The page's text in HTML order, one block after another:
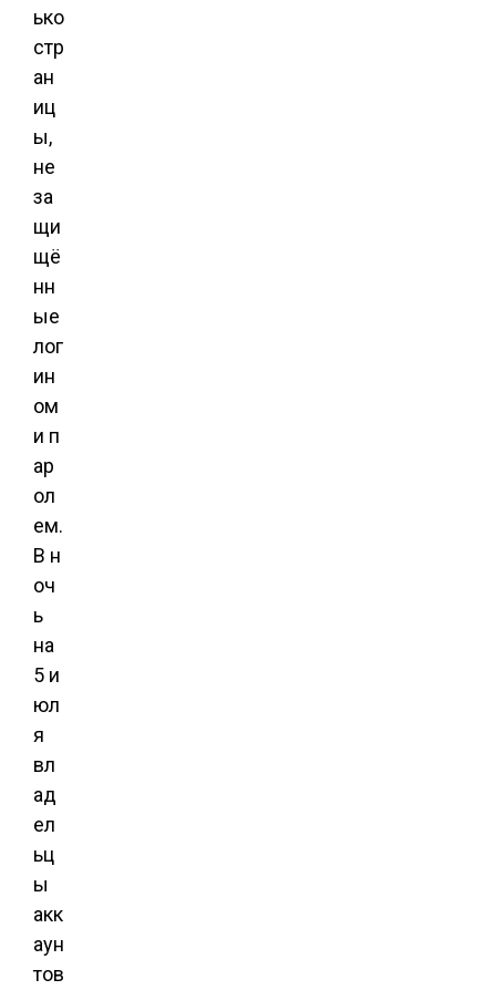
ько
стр
ан
иц
ы,
не
за
щи
щё
нн
ые
лог
ин
ом
и п
ар
ол
ем.
В н
оч
ь
на
5 и
юл
я
вл
ад
ел
ьц
ы
акк
аун
тов